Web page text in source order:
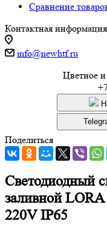
Сравнение
Контактная информация
info@newhtf.ru
Цветное
Поделиться
Светодиодный
заливной
220V IP65